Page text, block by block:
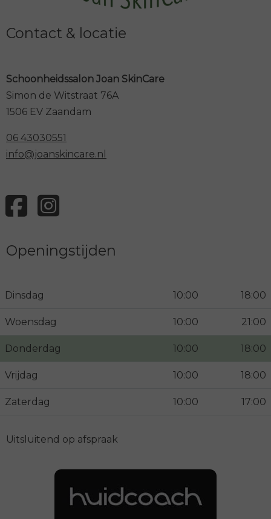
Contact & locatie
Schoonheidssalon Joan SkinCare
Simon de Witstraat 76A
1506 EV Zaandam
06 43030551
info@joanskincare.nl
Openingstijden
Dinsdag 10:00 18:00
Woensdag 10:00 21:00
Donderdag 10:00 18:00
Vrijdag 10:00 18:00
Zaterdag 10:00 17:00
Uitsluitend op afspraak